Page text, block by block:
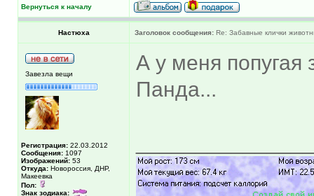
Вернуться к началу
Настюха Заголовок сообщения: Re: Забавные клички
Завезла вещи
Регистрация: 22.03.2012
Сообщения: 1097
Изображений: 53
Откуда: Новороссия, ДНР,
Макеевка
Пол:
Знак зодиака:
А у меня попугая
Панда...